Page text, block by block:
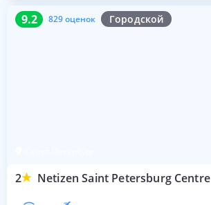
9.2 829 оценок Городской
2 Netizen Saint Petersburg Centre
9.2 829 оценок